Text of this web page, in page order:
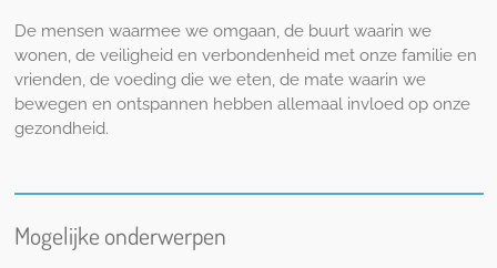
De mensen waarmee we omgaan, de buurt waarin we
wonen, de veiligheid en verbondenheid met onze familie en
vrienden, de voeding die we eten, de mate waarin we
bewegen en ontspannen hebben allemaal invloed op onze
gezondheid.
Mogelijke onderwerpen